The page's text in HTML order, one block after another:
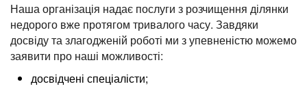
Наша організація надає послуги з розчищення ділянки
недорого вже протягом тривалого часу. Завдяки
досвіду та злагодженій роботі ми з упевненістю можемо
заявити про наші можливості:
досвідчені спеціалісти;